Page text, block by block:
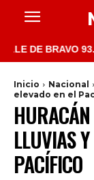
BRAVO 93.5
Inicio Nacional
elevado en el
LLUVIAS Y
PACÍFICO